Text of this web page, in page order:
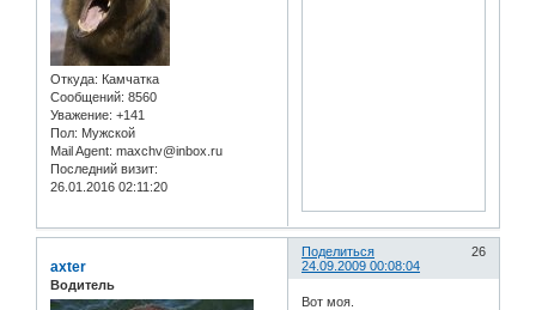
Откуда: Камчатка
Сообщений: 8560
Уважение: +141
Пол: Мужской
Mail Agent: maxchv@inbox.ru
Последний визит:
26.01.2016 02:11:20
Поделиться
26
24.09.2009 00:08:04
axter
Водитель
Вот моя.